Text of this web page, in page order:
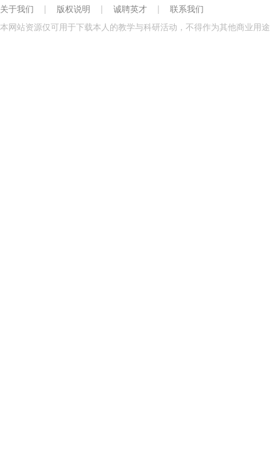
关于我们 | 版权说明 | 诚聘英才 |
联系我们
本网站资源仅可用于下载本人的教学与科研活动，不得作为其他商业用